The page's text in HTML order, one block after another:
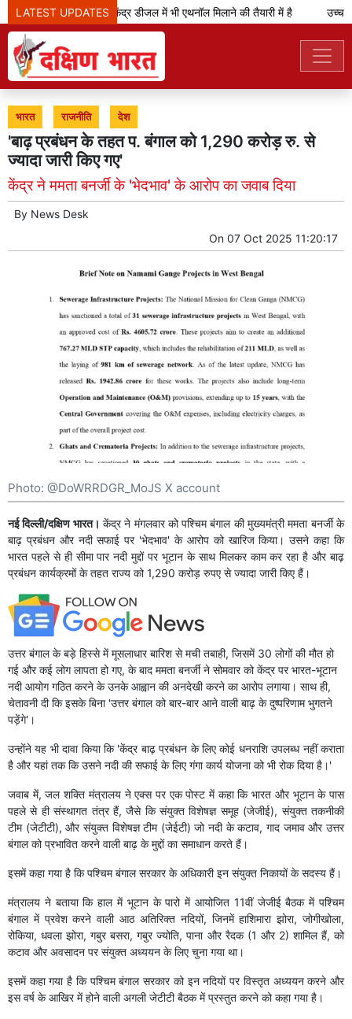
LATEST UPDATES
केजरीवाल का दावा- केंद्र डीजल में भी एथनॉल मिलाने की तैयारी में है उच्च
भारत राजनीति देश
'बाढ़ प्रबंधन के तहत प. बंगाल को 1,290 करोड़ रु. से
ज्यादा जारी किए गए'
केंद्र ने ममता बनर्जी के 'भेदभाव' के आरोप का जवाब दिया
By News Desk
On 07 Oct 2025 11:20:17
Photo: @DoWRRDGR_MoJS X account
नई दिल्ली/दक्षिण भारत। केंद्र ने मंगलवार को पश्चिम बंगाल की मुख्यमंत्री ममता बनर्जी के
बाढ़ प्रबंधन और नदी सफाई पर 'भेदभाव' के आरोप को खारिज किया। उसने कहा कि
भारत पहले से ही सीमा पार नदी मुद्दों पर भूटान के साथ मिलकर काम कर रहा है और बाढ़
प्रबंधन कार्यक्रमों के तहत राज्य को 1,290 करोड़ रुपए से ज्यादा जारी किए हैं।
उत्तर बंगाल के बड़े हिस्से में मूसलाधार बारिश से मची तबाही, जिसमें 30 लोगों की मौत हो
गई और कई लोग लापता हो गए, के बाद ममता बनर्जी ने सोमवार को केंद्र पर भारत-भूटान
नदी आयोग गठित करने के उनके आह्वान की अनदेखी करने का आरोप लगाया। साथ ही,
चेतावनी दी कि इसके बिना 'उत्तर बंगाल को बार-बार आने वाली बाढ़ के दुष्परिणाम भुगतने
पड़ेंगे'।
उन्होंने यह भी दावा किया कि 'केंद्र बाढ़ प्रबंधन के लिए कोई धनराशि उपलब्ध नहीं कराता
है और यहां तक ​​कि उसने नदी की सफाई के लिए गंगा कार्य योजना को भी रोक दिया है।'
जवाब में, जल शक्ति मंत्रालय ने एक्स पर एक पोस्ट में कहा कि भारत और भूटान के पास
पहले से ही संस्थागत तंत्र हैं, जैसे कि संयुक्त विशेषज्ञ समूह (जेजीई), संयुक्त तकनीकी
टीम (जेटीटी), और संयुक्त विशेषज्ञ टीम (जेईटी) जो नदी के कटाव, गाद जमाव और उत्तर
बंगाल को प्रभावित करने वाली बाढ़ के मुद्दों का समाधान करते हैं।
इसमें कहा गया है कि पश्चिम बंगाल सरकार के अधिकारी इन संयुक्त निकायों के सदस्य हैं।
मंत्रालय ने बताया कि हाल में भूटान के पारो में आयोजित 11वीं जेजीई बैठक में पश्चिम
बंगाल में प्रवेश करने वाली आठ अतिरिक्त नदियों, जिनमें हाशिमारा झोरा, जोगीखोला,
रोकिया, धवला झोरा, गबुर बसरा, गबुर ज्योति, पाना और रैदक (1 और 2) शामिल हैं, को
कटाव और अवसादन पर संयुक्त अध्ययन के लिए चुना गया था।
इसमें कहा गया है कि पश्चिम बंगाल सरकार को इन नदियों पर विस्तृत अध्ययन करने और
इस वर्ष के आखिर में होने वाली अगली जेटीटी बैठक में प्रस्तुत करने को कहा गया है।